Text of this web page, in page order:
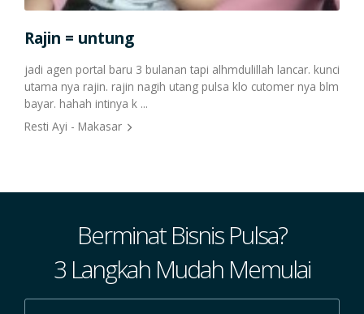
Rajin = untung
jadi agen portal baru 3 bulanan tapi alhmdulillah lancar. kunci
utama nya rajin. rajin nagih utang pulsa klo cutomer nya blm
bayar. hahah intinya k ...
Resti Ayi - Makasar
Berminat Bisnis Pulsa?
3 Langkah Mudah Memulai